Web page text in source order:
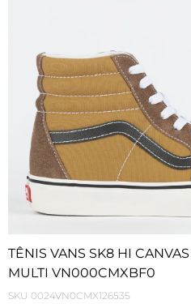
TÊNIS VANS SK8 HI
MULTI VN000CMXBF0
SKU 0024VN0CMX126535